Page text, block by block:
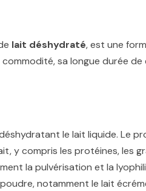
lait déshydraté, est une
sa longue durée
le lait liquide. Le
y compris les protéines, les
la pulvérisation et la
notamment le lait